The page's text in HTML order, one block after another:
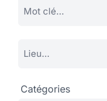
Catégories